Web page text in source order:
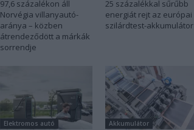
97,6 százalékon áll
Norvégia villanyautó-
aránya – közben
átrendeződött a márkák
sorrendje
25 százalékkal sűrűbb
energiát rejt az európai
szilárdtest-akkumulátor
Elektromos autó Akkumulátor